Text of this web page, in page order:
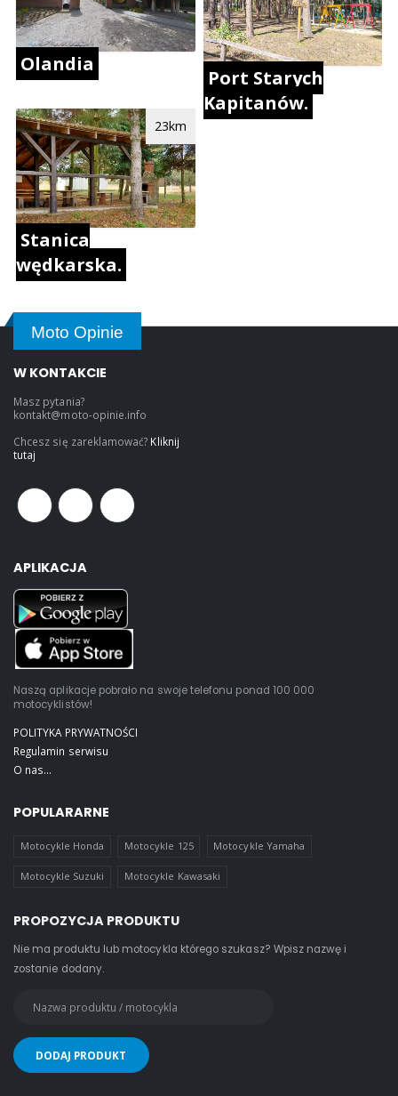
Olandia
Stanica
wędkarska.
23km
Port Starych
Kapitanów.
Moto Opinie
W KONTAKCIE
Masz pytania?
kontakt@moto-opinie.info
Chcesz się zareklamować? Kliknij
tutaj
APLIKACJA
Naszą aplikacje pobrało na swoje telefonu ponad 100 000
motocyklistów!
POLITYKA PRYWATNOŚCI
Regulamin serwisu
O nas...
POPULARARNE
Motocykle Honda Motocykle 125 Motocykle Yamaha
Motocykle Suzuki Motocykle Kawasaki
PROPOZYCJA PRODUKTU
Nie ma produktu lub motocykla którego szukasz? Wpisz nazwę i
zostanie dodany.